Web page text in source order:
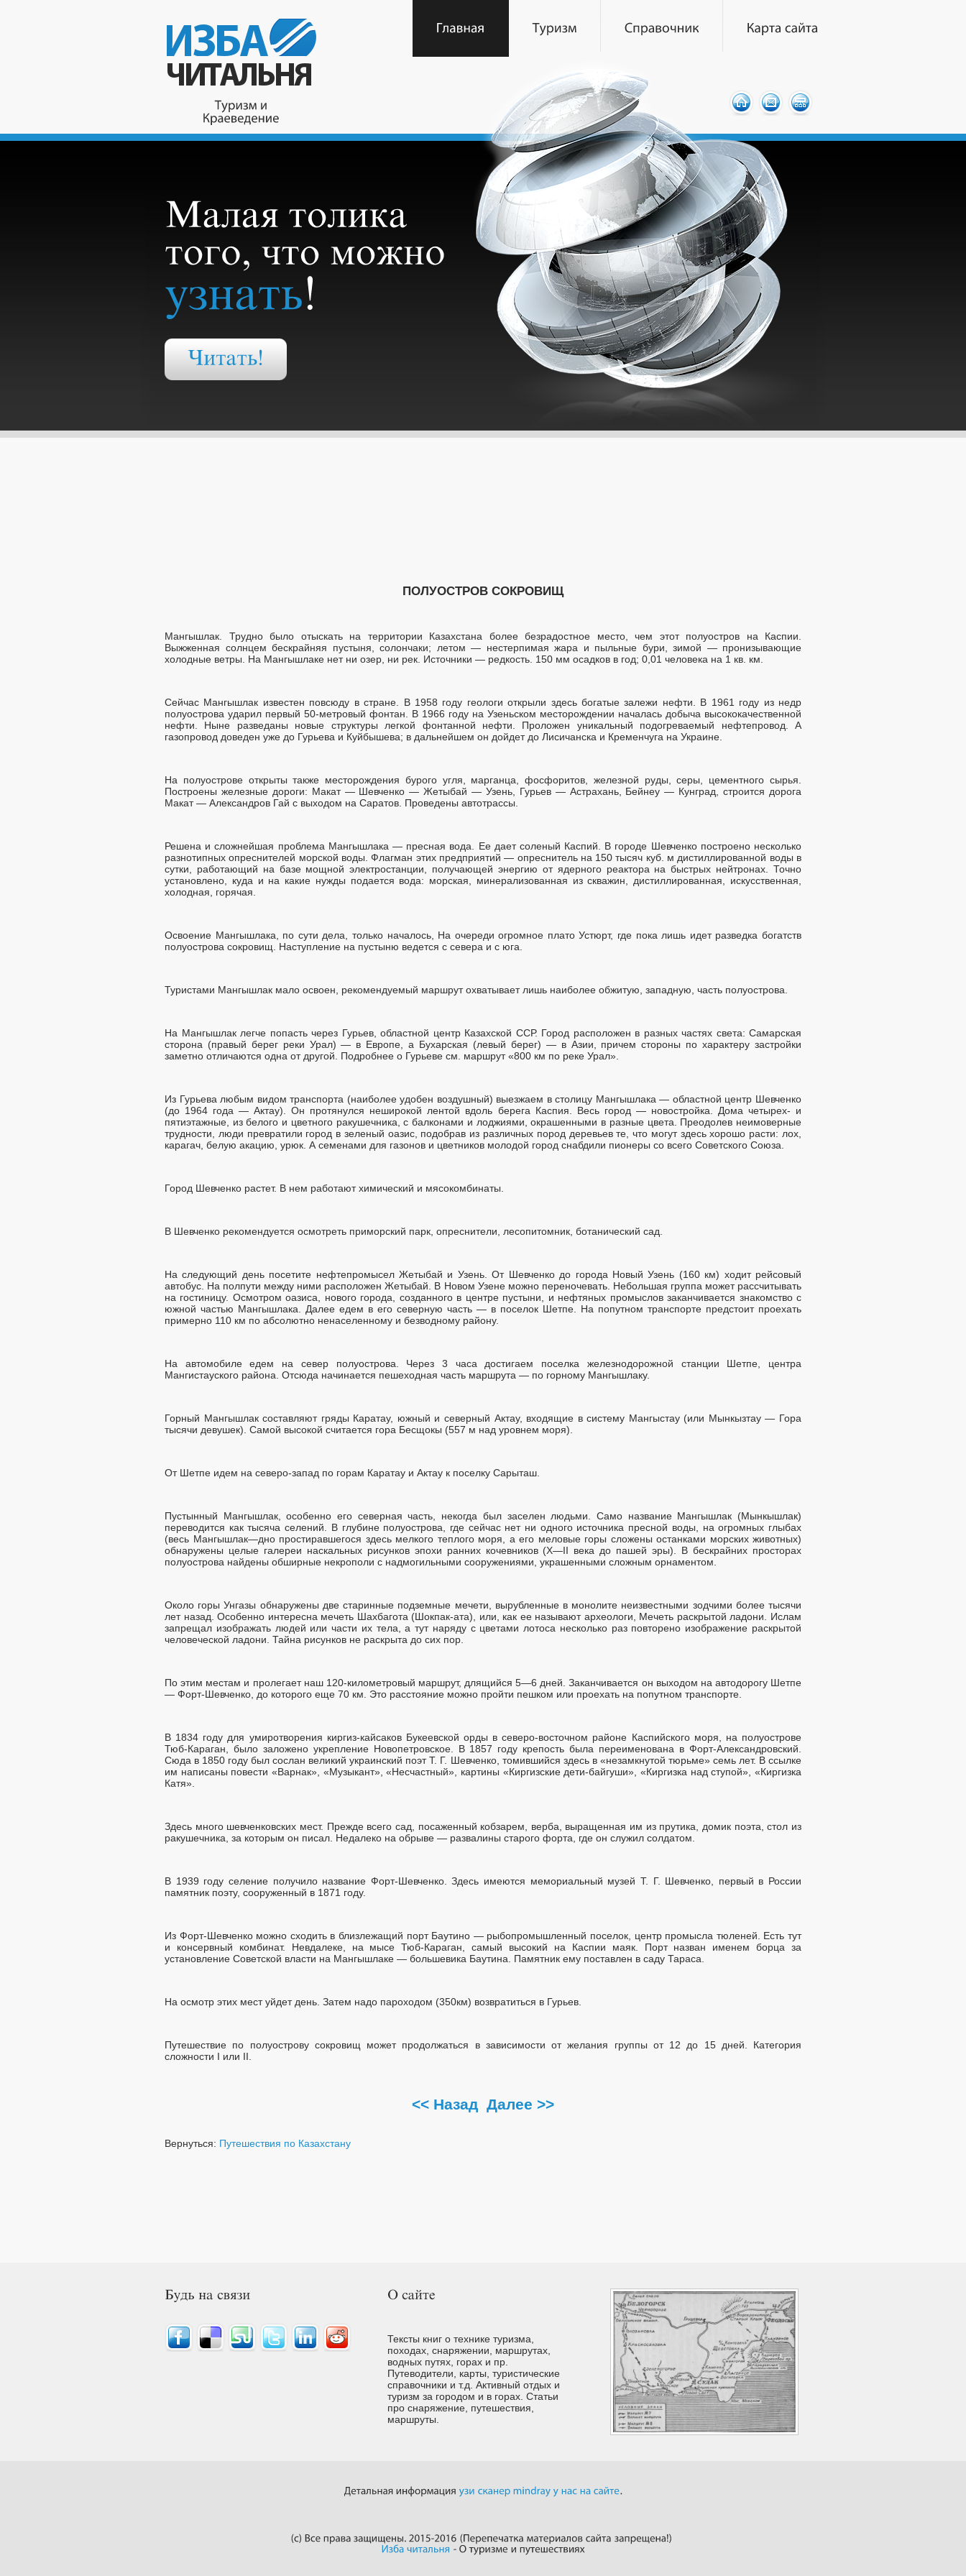
ПОЛУОСТРОВ СОКРОВИЩ
Мангышлак. Трудно было отыскать на территории Казахстана более безрадостное место, чем этот полуостров на Каспии.
Выжженная солнцем бескрайняя пустыня, солончаки; летом — нестерпимая жара и пыльные бури, зимой — пронизывающие
холодные ветры. На Мангышлаке нет ни озер, ни рек. Источники — редкость. 150 мм осадков в год; 0,01 человека на 1 кв. км.
Сейчас Мангышлак известен повсюду в стране. В 1958 году геологи открыли здесь богатые залежи нефти. В 1961 году из недр
полуострова ударил первый 50-метровый фонтан. В 1966 году на Узеньском месторождении началась добыча высококачественной
нефти. Ныне разведаны новые структуры легкой фонтанной нефти. Проложен уникальный подогреваемый нефтепровод. А
газопровод доведен уже до Гурьева и Куйбышева; в дальнейшем он дойдет до Лисичанска и Кременчуга на Украине.
На полуострове открыты также месторождения бурого угля, марганца, фосфоритов, железной руды, серы, цементного сырья.
Построены железные дороги: Макат — Шевченко — Жетыбай — Узень, Гурьев — Астрахань, Бейнеу — Кунград, строится дорога
Макат — Александров Гай с выходом на Саратов. Проведены автотрассы.
Решена и сложнейшая проблема Мангышлака — пресная вода. Ее дает соленый Каспий. В городе Шевченко построено несколько
разнотипных опреснителей морской воды. Флагман этих предприятий — опреснитель на 150 тысяч куб. м дистиллированной воды в
сутки, работающий на базе мощной электростанции, получающей энергию от ядерного реактора на быстрых нейтронах. Точно
установлено, куда и на какие нужды подается вода: морская, минерализованная из скважин, дистиллированная, искусственная,
холодная, горячая.
Освоение Мангышлака, по сути дела, только началось, На очереди огромное плато Устюрт, где пока лишь идет разведка богатств
полуострова сокровищ. Наступление на пустыню ведется с севера и с юга.
Туристами Мангышлак мало освоен, рекомендуемый маршрут охватывает лишь наиболее обжитую, западную, часть полуострова.
На Мангышлак легче попасть через Гурьев, областной центр Казахской ССР. Город расположен в разных частях света: Самарская
сторона (правый берег реки Урал) — в Европе, а Бухарская (левый берег) — в Азии, причем стороны по характеру застройки
заметно отличаются одна от другой. Подробнее о Гурьеве см. маршрут «800 км по реке Урал».
Из Гурьева любым видом транспорта (наиболее удобен воздушный) выезжаем в столицу Мангышлака — областной центр Шевченко
(до 1964 года — Актау). Он протянулся неширокой лентой вдоль берега Каспия. Весь город — новостройка. Дома четырех- и
пятиэтажные, из белого и цветного ракушечника, с балконами и лоджиями, окрашенными в разные цвета. Преодолев неимоверные
трудности, люди превратили город в зеленый оазис, подобрав из различных пород деревьев те, что могут здесь хорошо расти: лох,
карагач, белую акацию, урюк. А семенами для газонов и цветников молодой город снабдили пионеры со всего Советского Союза.
Город Шевченко растет. В нем работают химический и мясокомбинаты.
В Шевченко рекомендуется осмотреть приморский парк, опреснители, лесопитомник, ботанический сад.
На следующий день посетите нефтепромысел Жетыбай и Узень. От Шевченко до города Новый Узень (160 км) ходит рейсовый
автобус. На полпути между ними расположен Жетыбай. В Новом Узене можно переночевать. Небольшая группа может рассчитывать
на гостиницу. Осмотром оазиса, нового города, созданного в центре пустыни, и нефтяных промыслов заканчивается знакомство с
южной частью Мангышлака. Далее едем в его северную часть — в поселок Шетпе. На попутном транспорте предстоит проехать
примерно 110 км по абсолютно ненаселенному и безводному району.
На автомобиле едем на север полуострова. Через 3 часа достигаем поселка железнодорожной станции Шетпе, центра
Мангистауского района. Отсюда начинается пешеходная часть маршрута — по горному Мангышлаку.
Горный Мангышлак составляют гряды Каратау, южный и северный Актау, входящие в систему Мангыстау (или Мынкызтау — Гора
тысячи девушек). Самой высокой считается гора Бесщокы (557 м над уровнем моря).
От Шетпе идем на северо-запад по горам Каратау и Актау к поселку Сарыташ.
Пустынный Мангышлак, особенно его северная часть, некогда был заселен людьми. Само название Мангышлак (Мынкышлак)
переводится как тысяча селений. В глубине полуострова, где сейчас нет ни одного источника пресной воды, на огромных глыбах
(весь Мангышлак—дно простиравшегося здесь мелкого теплого моря, а его меловые горы сложены останками морских животных)
обнаружены целые галереи наскальных рисунков эпохи ранних кочевников (X—II века до пашей эры). В бескрайних просторах
полуострова найдены обширные некрополи с надмогильными сооружениями, украшенными сложным орнаментом.
Около горы Унгазы обнаружены две старинные подземные мечети, вырубленные в монолите неизвестными зодчими более тысячи
лет назад. Особенно интересна мечеть Шахбагота (Шокпак-ата), или, как ее называют археологи, Мечеть раскрытой ладони. Ислам
запрещал изображать людей или части их тела, а тут наряду с цветами лотоса несколько раз повторено изображение раскрытой
человеческой ладони. Тайна рисунков не раскрыта до сих пор.
По этим местам и пролегает наш 120-километровый маршрут, длящийся 5—6 дней. Заканчивается он выходом на автодорогу Шетпе
— Форт-Шевченко, до которого еще 70 км. Это расстояние можно пройти пешком или проехать на попутном транспорте.
В 1834 году для умиротворения киргиз-кайсаков Букеевской орды в северо-восточном районе Каспийского моря, на полуострове
Тюб-Караган, было заложено укрепление Новопетровское. В 1857 году крепость была переименована в Форт-Александровский.
Сюда в 1850 году был сослан великий украинский поэт Т. Г. Шевченко, томившийся здесь в «незамкнутой тюрьме» семь лет. В ссылке
им написаны повести «Варнак», «Музыкант», «Несчастный», картины «Киргизские дети-байгуши», «Киргизка над ступой», «Киргизка
Катя».
Здесь много шевченковских мест. Прежде всего сад, посаженный кобзарем, верба, выращенная им из прутика, домик поэта, стол из
ракушечника, за которым он писал. Недалеко на обрыве — развалины старого форта, где он служил солдатом.
В 1939 году селение получило название Форт-Шевченко. Здесь имеются мемориальный музей Т. Г. Шевченко, первый в России
памятник поэту, сооруженный в 1871 году.
Из Форт-Шевченко можно сходить в близлежащий порт Баутино — рыбопромышленный поселок, центр промысла тюленей. Есть тут
и консервный комбинат. Невдалеке, на мысе Тюб-Караган, самый высокий на Каспии маяк. Порт назван именем борца за
установление Советской власти на Мангышлаке — большевика Баутина. Памятник ему поставлен в саду Тараса.
На осмотр этих мест уйдет день. Затем надо пароходом (350км) возвратиться в Гурьев.
Путешествие по полуострову сокровищ может продолжаться в зависимости от желания группы от 12 до 15 дней. Категория
сложности I или II.
<< Назад Далее >>
Вернуться: Путешествия по Казахстану
Тексты книг о технике туризма,
походах, снаряжении, маршрутах,
водных путях, горах и пр.
Путеводители, карты, туристические
справочники и т.д. Активный отдых и
туризм за городом и в горах. Cтатьи
про снаряжение, путешествия,
маршруты.